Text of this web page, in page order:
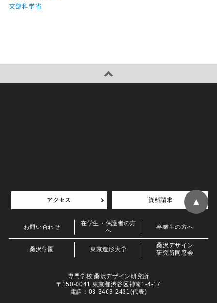
文部科学省
アクセス 資料請求
お問い合わせ
在学生・保護者の方
へ
卒業生の方へ
桑沢学園 東京造形大学
桑沢デザイン
研究所同窓会
専門学校 桑沢デザイン研究所
〒150-0041 東京都渋谷区神南1-4-17
電話：03-3463-2431(代表)
▲